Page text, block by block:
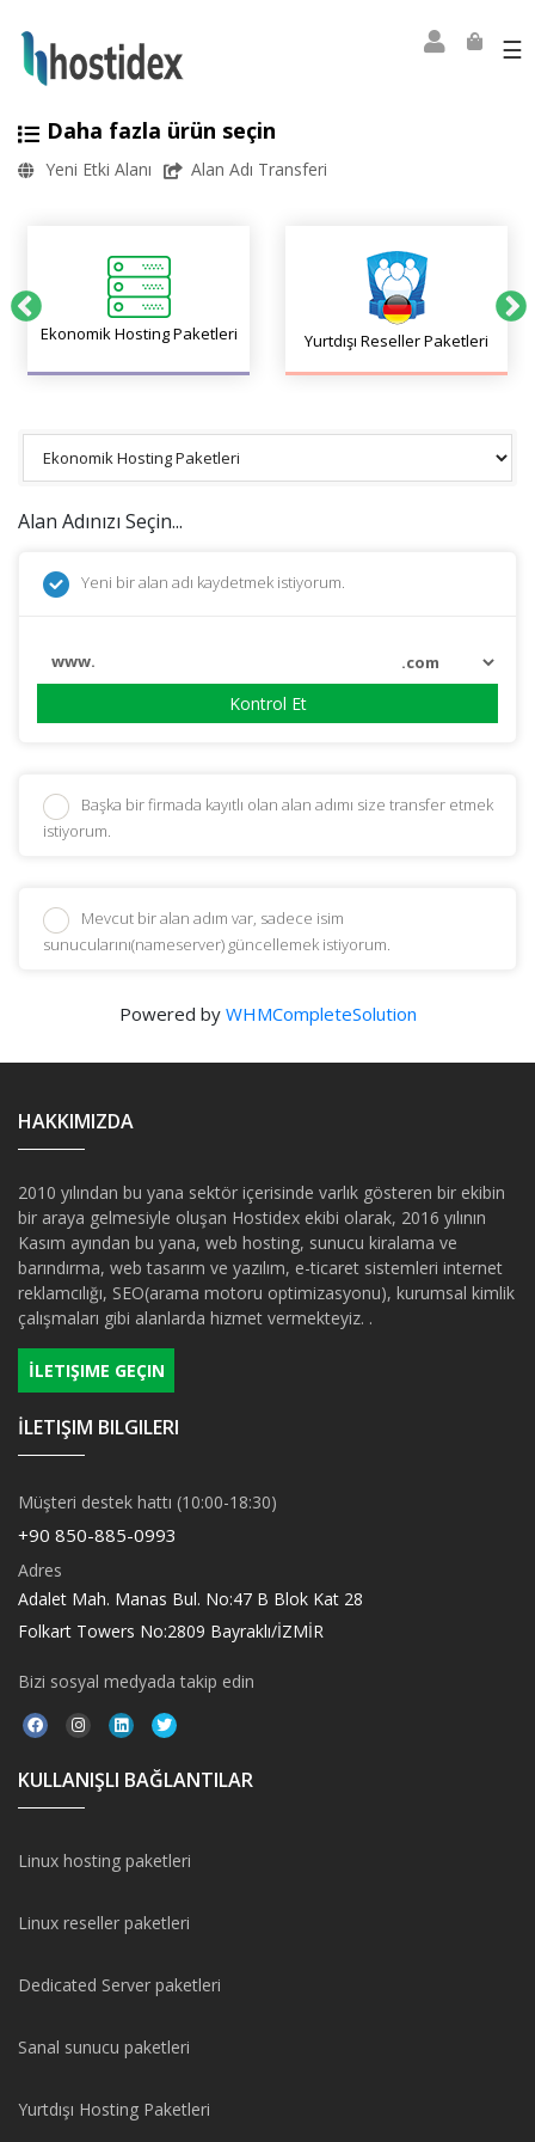
☰
Daha fazla ürün seçin
Yeni Etki Alanı Alan Adı Transferi
Ekonomik Hosting Paketleri Yurtdışı Reseller Paketleri
Alan Adınızı Seçin...
Yeni bir alan adı kaydetmek istiyorum.
www.
Kontrol Et
Başka bir firmada kayıtlı olan alan adımı size transfer etmek
istiyorum.
Mevcut bir alan adım var, sadece isim
sunucularını(nameserver) güncellemek istiyorum.
Powered by WHMCompleteSolution
HAKKIMIZDA
2010 yılından bu yana sektör içerisinde varlık gösteren bir ekibin
bir araya gelmesiyle oluşan Hostidex ekibi olarak, 2016 yılının
Kasım ayından bu yana, web hosting, sunucu kiralama ve
barındırma, web tasarım ve yazılım, e-ticaret sistemleri internet
reklamcılığı, SEO(arama motoru optimizasyonu), kurumsal kimlik
çalışmaları gibi alanlarda hizmet vermekteyiz. .
İLETIŞIME GEÇIN
İLETIŞIM BILGILERI
Müşteri destek hattı (10:00-18:30)
+90 850-885-0993
Adres
Adalet Mah. Manas Bul. No:47 B Blok Kat 28
Folkart Towers No:2809 Bayraklı/İZMİR
Bizi sosyal medyada takip edin
KULLANIŞLI BAĞLANTILAR
Linux hosting paketleri
Linux reseller paketleri
Dedicated Server paketleri
Sanal sunucu paketleri
Yurtdışı Hosting Paketleri